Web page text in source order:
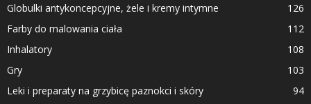
Globulki antykoncepcyjne, żele i kremy intymne
126
Farby do malowania ciała
112
Inhalatory
108
Gry
103
Leki i preparaty na grzybicę paznokci i skóry
94